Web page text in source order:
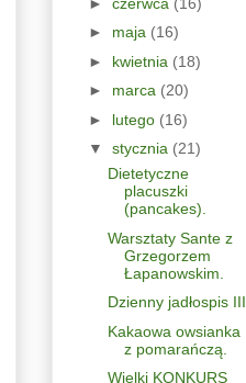
► maja (16)
► kwietnia (18)
► marca (20)
► lutego (16)
▼ stycznia (21)
Dietetyczne
placuszki
(pancakes).
Warsztaty Sante z
Grzegorzem
Łapanowskim.
Dzienny jadłospis III
Kakaowa owsianka
z pomarańczą.
Wielki KONKURS